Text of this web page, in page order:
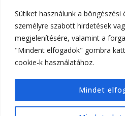
Sütiket használunk a böngészési
személyre szabott hirdetések
megjelenítésére, valamint a
"Mindent elfogadok" gombra
cookie-k használatához.
Mindet
Tudomány
© Szerzői jog 2026
fenntartva.Hello Fashion
Themes.Készítette: